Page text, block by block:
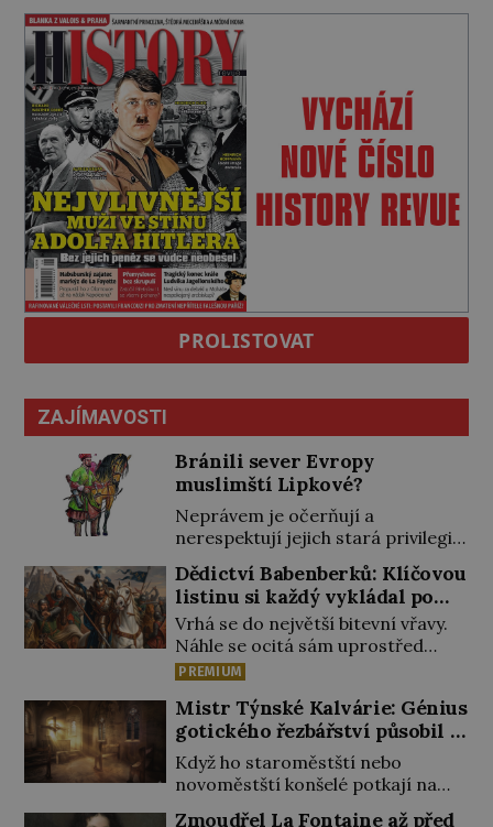
PROLISTOVAT
ZAJÍMAVOSTI
Bránili sever Evropy
muslimští Lipkové?
Neprávem je očerňují a
nerespektují jejich stará privilegia.
A hlavně jim přestali vyplácet
dohodnutý žold! Lipkové proti
těmto „podrazům“ hlasitě
protestují, jenže spravedlnosti
nedosáhnou. Proto se rozhodnou
vypovědět polské koruně
Osmanům! V Litvě se na počátku
15. století usazují první muslimští
Tataři. Uprchli ze Zlaté Hordy
(říše rozkládající se ve východní
Dědictví Babenberků: Klíčovou
listinu si každý vykládal po
svém
Vrhá se do největší bitevní vřavy.
Náhle se ocitá sám uprostřed
nepřátel. Nikdo z jeho věrných si
vévoda Fridrich II. padne 15.
června 1246 při střetu s Uhry na
Litavě. „Tvrdý muž, statečný v boji,
v úsudku přísný a krutý, chtivý
pokladů, šířil takovou hrůzu mezi
svými i v sousedství, že […]
PREMIUM
Mistr Týnské Kalvárie: Génius
gotického řezbářství působil v
Praze
Když ho staroměstští nebo
novoměstští konšelé potkají na
ulici, nejspíše ho velmi zdvořile
Zmoudřel La Fontaine až před